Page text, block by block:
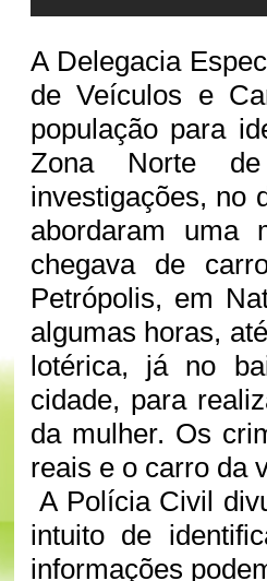
A Delegacia
de Veículos e
população para
Zona Norte
investigações, no
abordaram uma
chegava de
Petrópolis, em
algumas horas,
lotérica, já no
cidade, para
da mulher. Os
reais e o carro da
A Polícia Civil
intuito de
informações